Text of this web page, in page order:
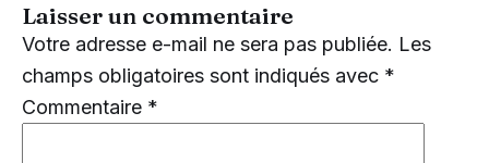
Laisser un commentaire
Votre adresse e-mail ne sera pas publiée. Les
champs obligatoires sont indiqués avec *
Commentaire *